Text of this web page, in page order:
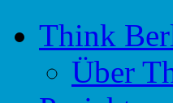
Think Berl!n
Initiative für Stadtdiskurs
Think
Über